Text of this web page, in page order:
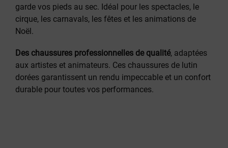
garde vos pieds au sec. Idéal pour les spectacles, le
cirque, les carnavals, les fêtes et les animations de
Noël.
Des chaussures professionnelles de qualité, adaptées
aux artistes et animateurs. Ces chaussures de lutin
dorées garantissent un rendu impeccable et un confort
durable pour toutes vos performances.